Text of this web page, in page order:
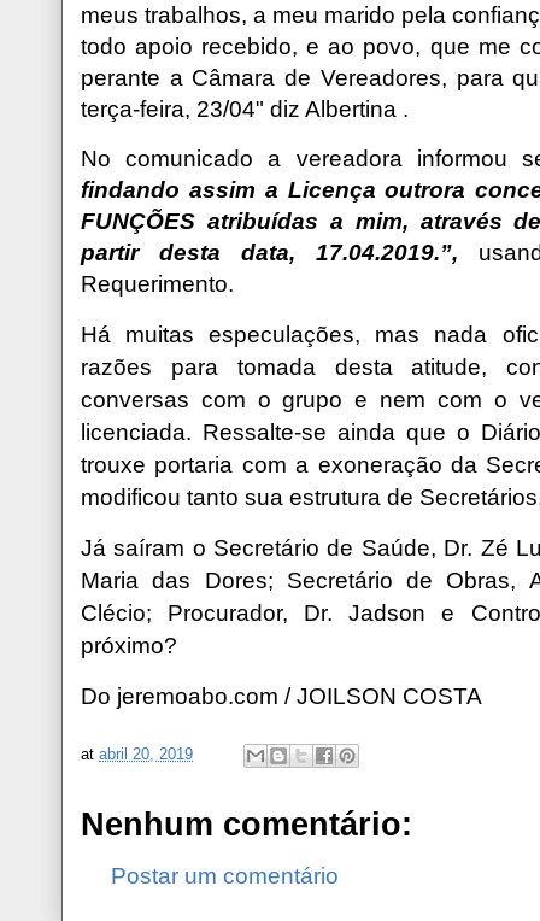
meus trabalhos, a meu marido pela
todo apoio recebido, e ao povo, que me
perante a Câmara de Vereadores, para
terça-feira, 23/04" diz Albertina .
No comunicado a vereadora informou
findando assim a Licença outrora
FUNÇÕES atribuídas a mim, através
partir desta data, 17.04.2019.”,
Requerimento.
Há muitas especulações, mas nada
razões para tomada desta atitude,
conversas com o grupo e nem com o
licenciada. Ressalte-se ainda que o
trouxe portaria com a exoneração da
modificou tanto sua estrutura de
Já saíram o Secretário de Saúde, Dr. Zé
Maria das Dores; Secretário de Obras,
Clécio; Procurador, Dr. Jadson e
próximo?
Do jeremoabo.com / JOILSON COSTA
at abril 20, 2019
Nenhum comentário:
Postar um comentário